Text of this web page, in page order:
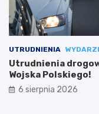
UTRUDNIENIA
Utrudnienia
Wojska Polskiego!
6 sierpnia 2026